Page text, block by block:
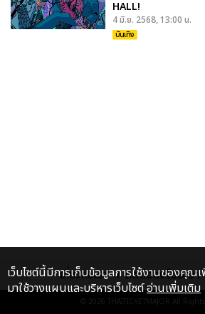
HALL!
4 มิ.ย. 2568, 13:00 น.
บันเทิง
เกี่ยวกับเรา ติดต่อลงโฆษณา
© 2026 THAITICKETMAJOR All Rights
เว็บไซต์นี้มีการเก็บข้อมูลการใช้งานของคุณ
มาใช้วางแผนและบริหารเว็บไซต์อ่านเพิ่มเติม